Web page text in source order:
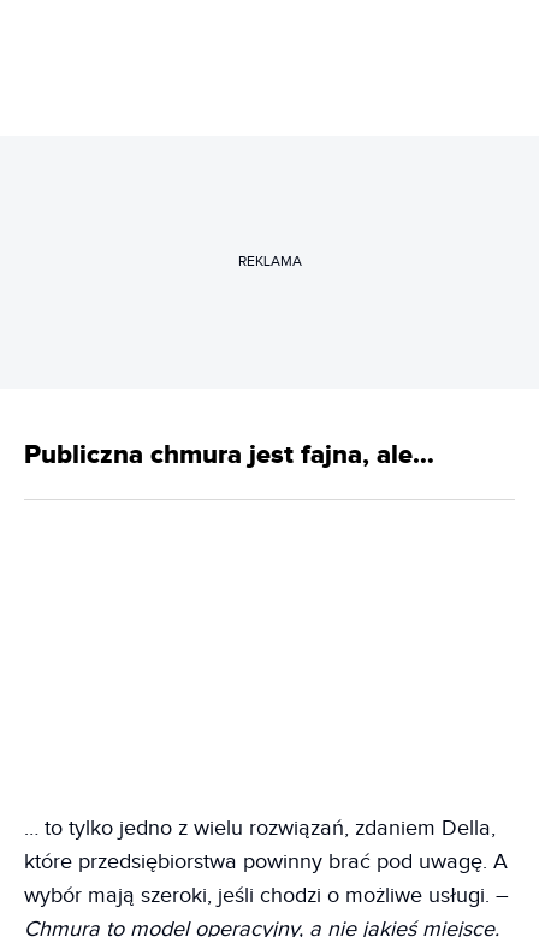
REKLAMA
Publiczna chmura jest fajna, ale…
… to tylko jedno z wielu rozwiązań, zdaniem Della,
które przedsiębiorstwa powinny brać pod uwagę. A
wybór mają szeroki, jeśli chodzi o możliwe usługi. –
Chmura to model operacyjny, a nie jakieś miejsce.